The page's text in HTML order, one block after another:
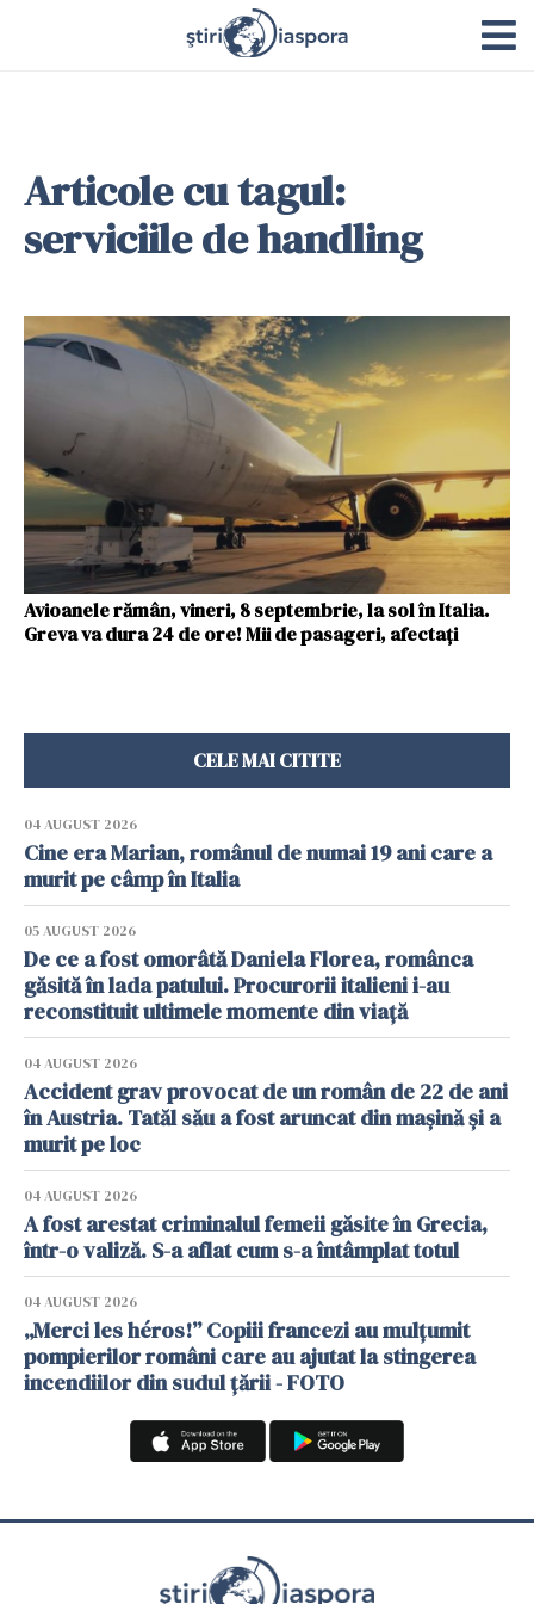
Articole cu tagul:
serviciile de handling
Avioanele rămân, vineri, 8 septembrie, la sol în Italia.
Greva va dura 24 de ore! Mii de pasageri, afectați
CELE MAI CITITE
04 AUGUST 2026
Cine era Marian, românul de numai 19 ani care a
murit pe câmp în Italia
05 AUGUST 2026
De ce a fost omorâtă Daniela Florea, românca
găsită în lada patului. Procurorii italieni i-au
reconstituit ultimele momente din viață
04 AUGUST 2026
Accident grav provocat de un român de 22 de ani
în Austria. Tatăl său a fost aruncat din mașină și a
murit pe loc
04 AUGUST 2026
A fost arestat criminalul femeii găsite în Grecia,
într-o valiză. S-a aflat cum s-a întâmplat totul
04 AUGUST 2026
„Merci les héros!” Copiii francezi au mulțumit
pompierilor români care au ajutat la stingerea
incendiilor din sudul țării - FOTO